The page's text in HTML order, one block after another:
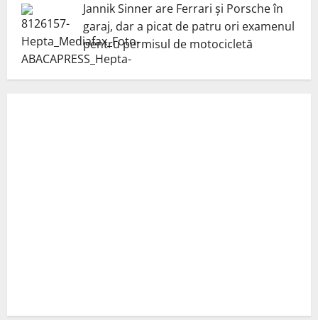
Jannik Sinner are Ferrari și Porsche în
garaj, dar a picat de patru ori examenul
pentru permisul de motocicletă